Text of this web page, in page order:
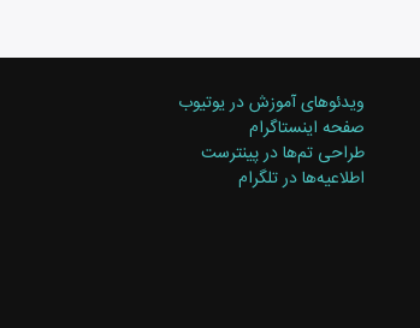
ویدئوهای آموزش در یوتیوب
صفحه اینستاگرام
طراحی تم‌ها در پینترست
اطلاعیه‌ها در تلگرام